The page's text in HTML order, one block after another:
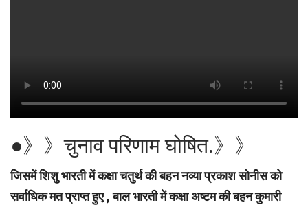
●》》चुनाव परिणाम घोषित.》》
जिसमें शिशु भारती में कक्षा चतुर्थ की बहन नव्या प्रकाश सोनीस को
सर्वाधिक मत प्राप्त हुए , बाल भारती में कक्षा अष्टम की बहन कुमारी